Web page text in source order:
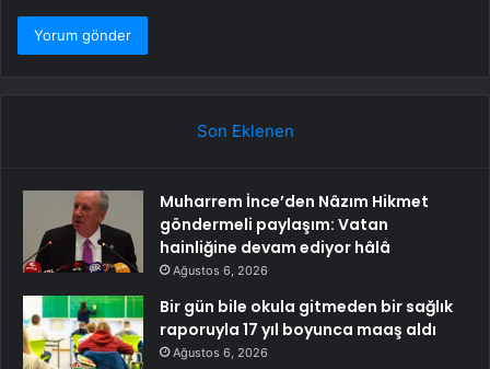
Son Eklenen
Muharrem İnce’den Nâzım Hikmet
göndermeli paylaşım: Vatan
hainliğine devam ediyor hâlâ
Ağustos 6, 2026
Bir gün bile okula gitmeden bir sağlık
raporuyla 17 yıl boyunca maaş aldı
Ağustos 6, 2026